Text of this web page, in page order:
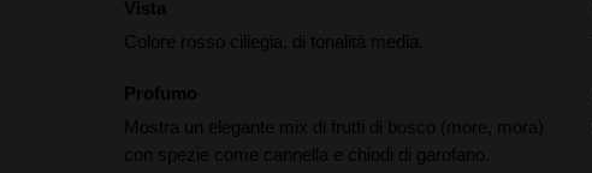
Vista
Colore rosso ciliegia, di tonalità media.
Profumo
Mostra un elegante mix di frutti di bosco (more, mora)
con spezie come cannella e chiodi di garofano.